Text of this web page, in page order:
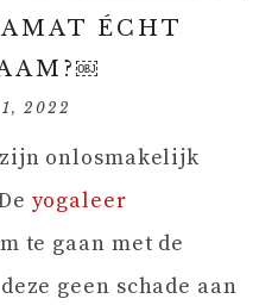
ÉCHT
1, 2022
onlosmakelijk
yogaleer
te gaan met de
geen schade aan